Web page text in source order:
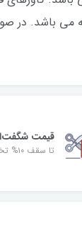
باشد. در
قیمت
تا سقف ۱۰% تخفیف